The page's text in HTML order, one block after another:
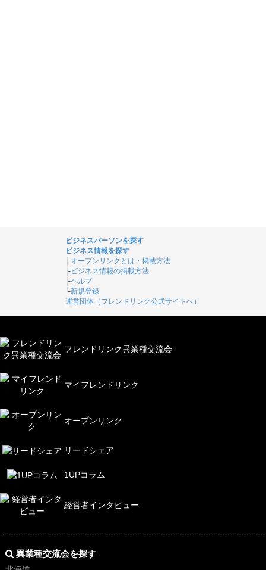
ビジネスパーソンを探す
ビジネス情報を探す
├オープンリンクとは・掲載方法
├ビジネス情報の掲載方法
├ヘルプ
└新規登録
運営団体（フレンドリンク公式サイトへ）
フレンドリンク異業種交流会
マイフレンドリンク
オープンリンク
リードシェア
1UPコラム
経営者インタビュー
異業種交流会を探す